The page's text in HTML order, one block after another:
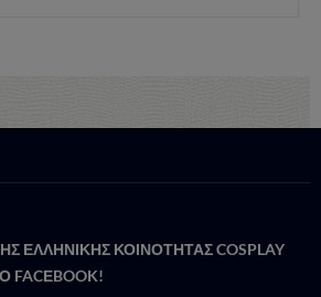
ΕΛΛΗΝΙΚΗΣ ΚΟΙΝΟΤΗΤΑΣ COSPLAY